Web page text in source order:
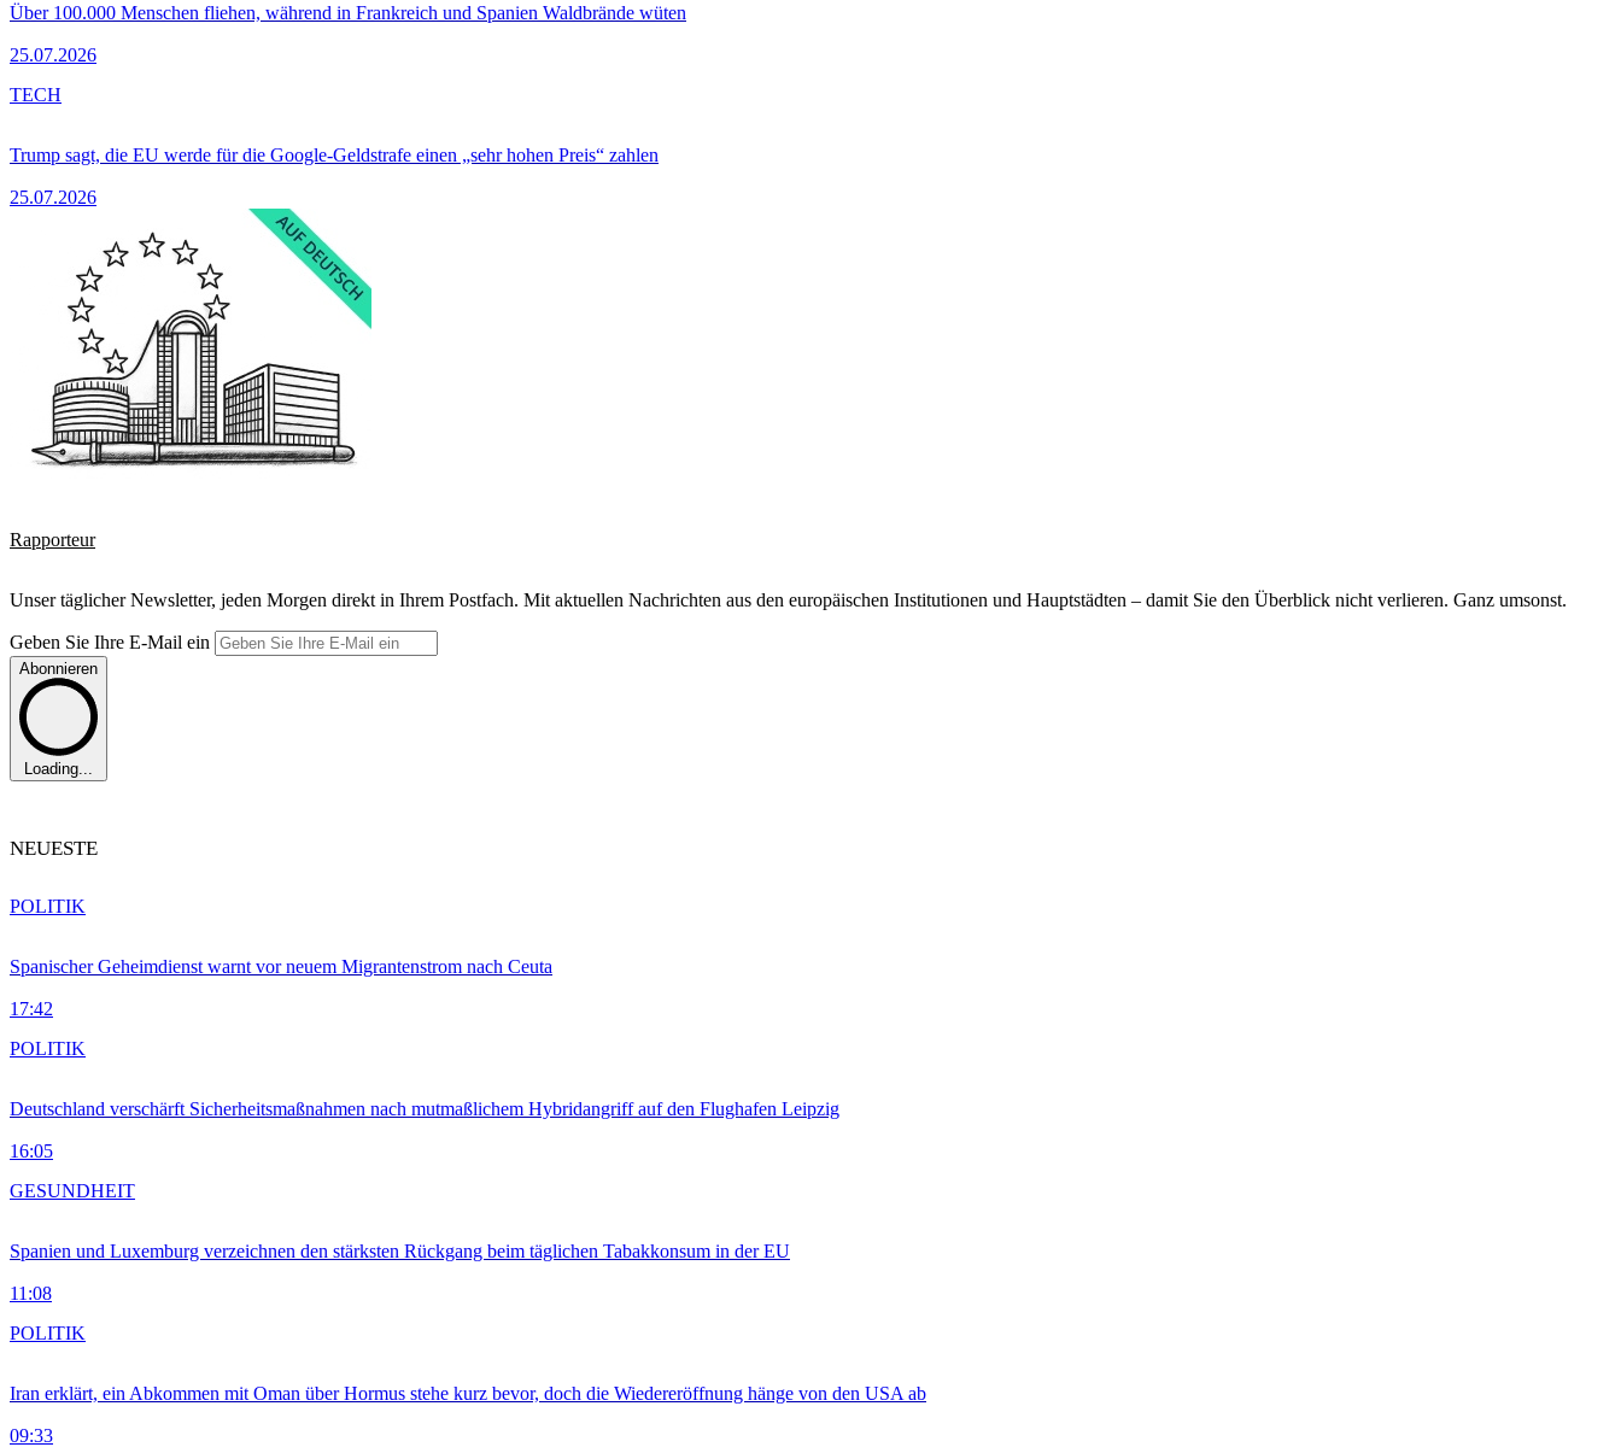
Über 100.000 Menschen fliehen, während in Frankreich und Spanien Waldbrände wüten
25.07.2026
Trump sagt, die EU werde für die Google-Geldstrafe einen „sehr hohen Preis“ zahlen
25.07.2026
TECH
Rapporteur
Unser täglicher Newsletter, jeden Morgen direkt in Ihrem Postfach. Mit aktuellen Nachrichten aus den europäischen Institutionen und Hauptstädten – damit Sie den Überblick nicht verlieren. Ganz umsonst.
Geben Sie Ihre E-Mail ein
Abonnieren
Loading...
NEUESTE
Spanischer Geheimdienst warnt vor neuem Migrantenstrom nach Ceuta
17:42
POLITIK
Deutschland verschärft Sicherheitsmaßnahmen nach mutmaßlichem Hybridangriff auf den Flughafen Leipzig
16:05
POLITIK
Spanien und Luxemburg verzeichnen den stärksten Rückgang beim täglichen Tabakkonsum in der EU
11:08
GESUNDHEIT
Iran erklärt, ein Abkommen mit Oman über Hormus stehe kurz bevor, doch die Wiedereröffnung hänge von den USA ab
09:33
POLITIK